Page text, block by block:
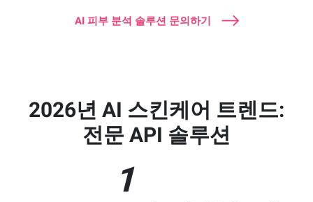
AI 피부 분석 솔루션 문의하기
2026년 AI 스킨케어 트렌드:
전문 API 솔루션
1